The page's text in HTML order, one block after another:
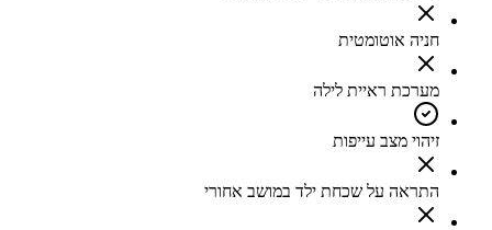
חניה אוטומטית
מערכת ראיית לילה
זיהוי מצב עייפות
התראה על שכחת ילד במושב אחורי